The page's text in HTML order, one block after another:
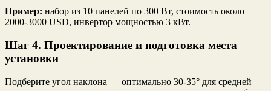
Пример: набор из 10 панелей по 300 Вт, стоимость около
2000-3000 USD, инвертор мощностью 3 кВт.
Шаг 4. Проектирование и подготовка места
установки
Подберите угол наклона — оптимально 30-35° для средней